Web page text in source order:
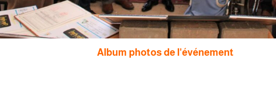
Album photos de l'événement